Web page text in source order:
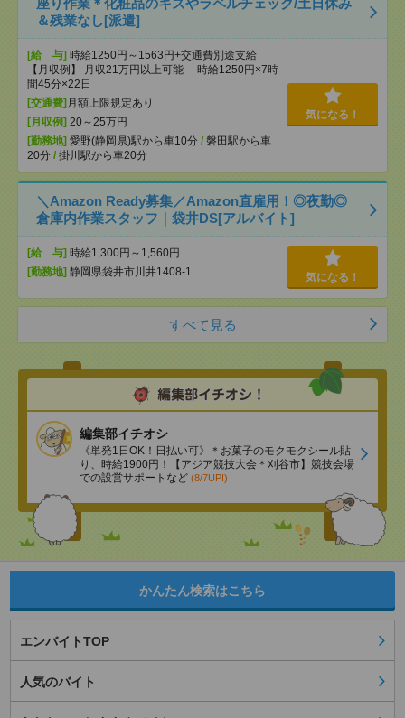
座り作業＊化粧品のキズやラベルチェック/土日休み
＆残業なし[派遣]
[給 与] 時給1250円～1563円+交通費別途支給
【月収例】 月収21万円以上可能 時給1250円×7時
間45分×22日
[交通費] 月額上限規定あり
[月収例] 20～25万円
[勤務地] 愛野(静岡県)駅から車10分 / 磐田駅から車
20分 / 掛川駅から車20分
気になる！
＼Amazon Ready募集／Amazon直雇用！◎夜勤◎
倉庫内作業スタッフ｜袋井DS[アルバイト]
[給 与] 時給1,300円～1,560円
[勤務地] 静岡県袋井市川井1408-1 気になる！
すべて見る
編集部イチオシ
《単発1日OK！日払い可》＊お菓子のモクモクシール貼
り、時給1900円！【アジア競技大会＊刈谷市】競技会場
での設営サポートなど (8/7UP!)
かんたん検索はこちら
エンバイトTOP
人気のバイト